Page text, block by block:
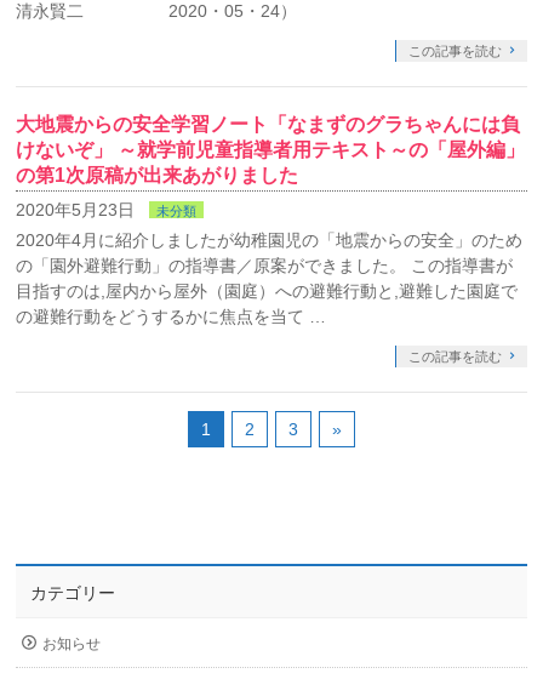
清永賢二 2020・05・24）
この記事を読む
大地震からの安全学習ノート「なまずのグラちゃんには負
けないぞ」 ～就学前児童指導者用テキスト～の「屋外編」
の第1次原稿が出来あがりました
2020年5月23日 未分類
2020年4月に紹介しましたが幼稚園児の「地震からの安全」のため
の「園外避難行動」の指導書／原案ができました。 この指導書が
目指すのは,屋内から屋外（園庭）への避難行動と,避難した園庭で
の避難行動をどうするかに焦点を当て …
この記事を読む
1 2 3 »
カテゴリー
お知らせ